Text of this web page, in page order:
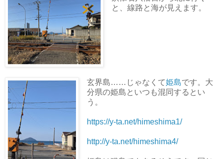
と、線路と海が見えます。
玄界島……じゃなくて姫島です。大
分県の姫島といつも混同するとい
う。
https://y-ta.net/himeshima1/
http://y-ta.net/himeshima4/